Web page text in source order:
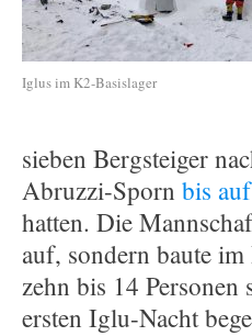
Iglus im K2-Basislager
sieben Bergsteiger
Abruzzi-Sporn bis
hatten. Die
auf, sondern baute
zehn bis 14
ersten Iglu-Nacht